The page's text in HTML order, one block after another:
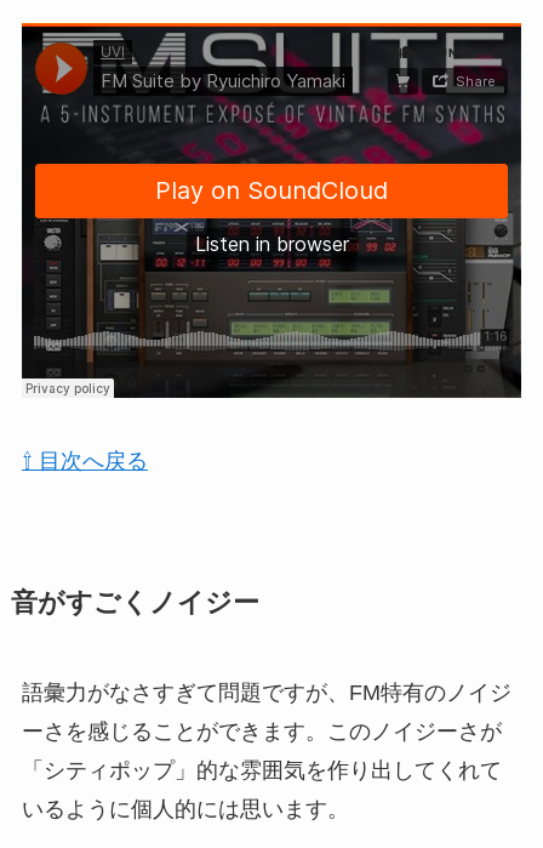
⇧ 目次へ戻る
音がすごくノイジー
語彙力がなさすぎて問題ですが、FM特有のノイジ
ーさを感じることができます。このノイジーさが
「シティポップ」的な雰囲気を作り出してくれて
いるように個人的には思います。